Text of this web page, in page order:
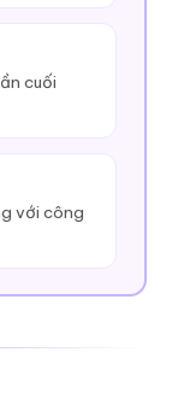
cuối
với công